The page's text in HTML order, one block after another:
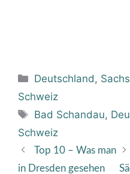
Kategorien
Deutschland ,
Schweiz
Schlagwörter
Bad Schandau,
Schweiz
Top 10 – Was man
in Dresden gesehen